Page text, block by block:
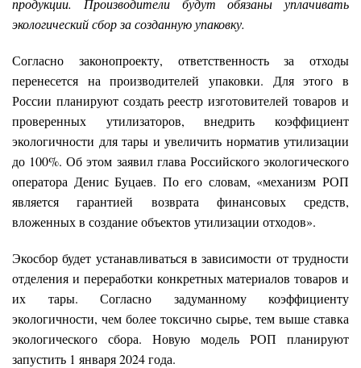
экологический сбор за созданную упаковку.
Согласно законопроекту, ответственность за отходы
перенесется на производителей упаковки. Для этого в
России планируют создать реестр изготовителей товаров и
проверенных утилизаторов, внедрить коэффициент
экологичности для тары и увеличить норматив утилизации
до 100%. Об этом заявил глава Российского экологического
оператора Денис Буцаев. По его словам, «механизм РОП
является гарантией возврата финансовых средств,
вложенных в создание объектов утилизации отходов».
Экосбор будет устанавливаться в зависимости от трудности
отделения и переработки конкретных материалов товаров и
их тары. Согласно задуманному коэффициенту
экологичности, чем более токсично сырье, тем выше ставка
экологического сбора. Новую модель РОП планируют
запустить 1 января 2024 года.